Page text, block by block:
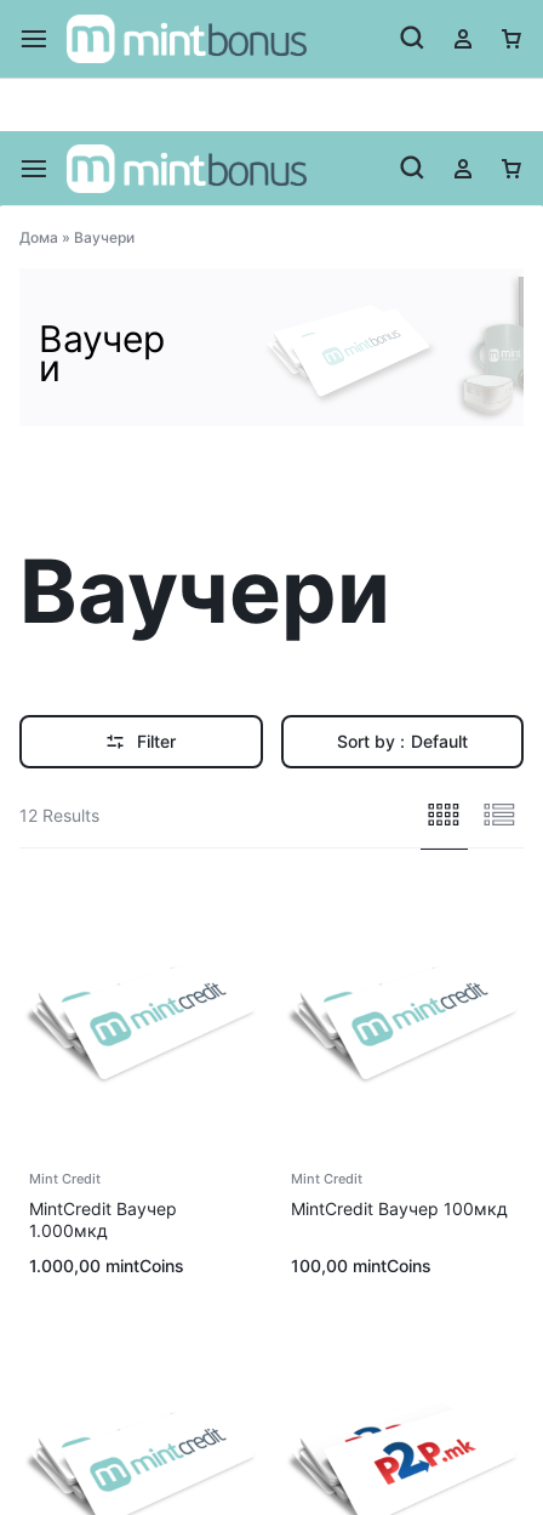
Регистрирај се и добиј 50 поени! Регистрирај се
Дома » Ваучери
Ваучер
и
Ваучери
Filter Sort by : Default
12 Results
Mint Credit
MintCredit Ваучер
1.000мкд
1.000,00 mintCoins
Mint Credit
MintCredit Ваучер 100мкд
100,00 mintCoins